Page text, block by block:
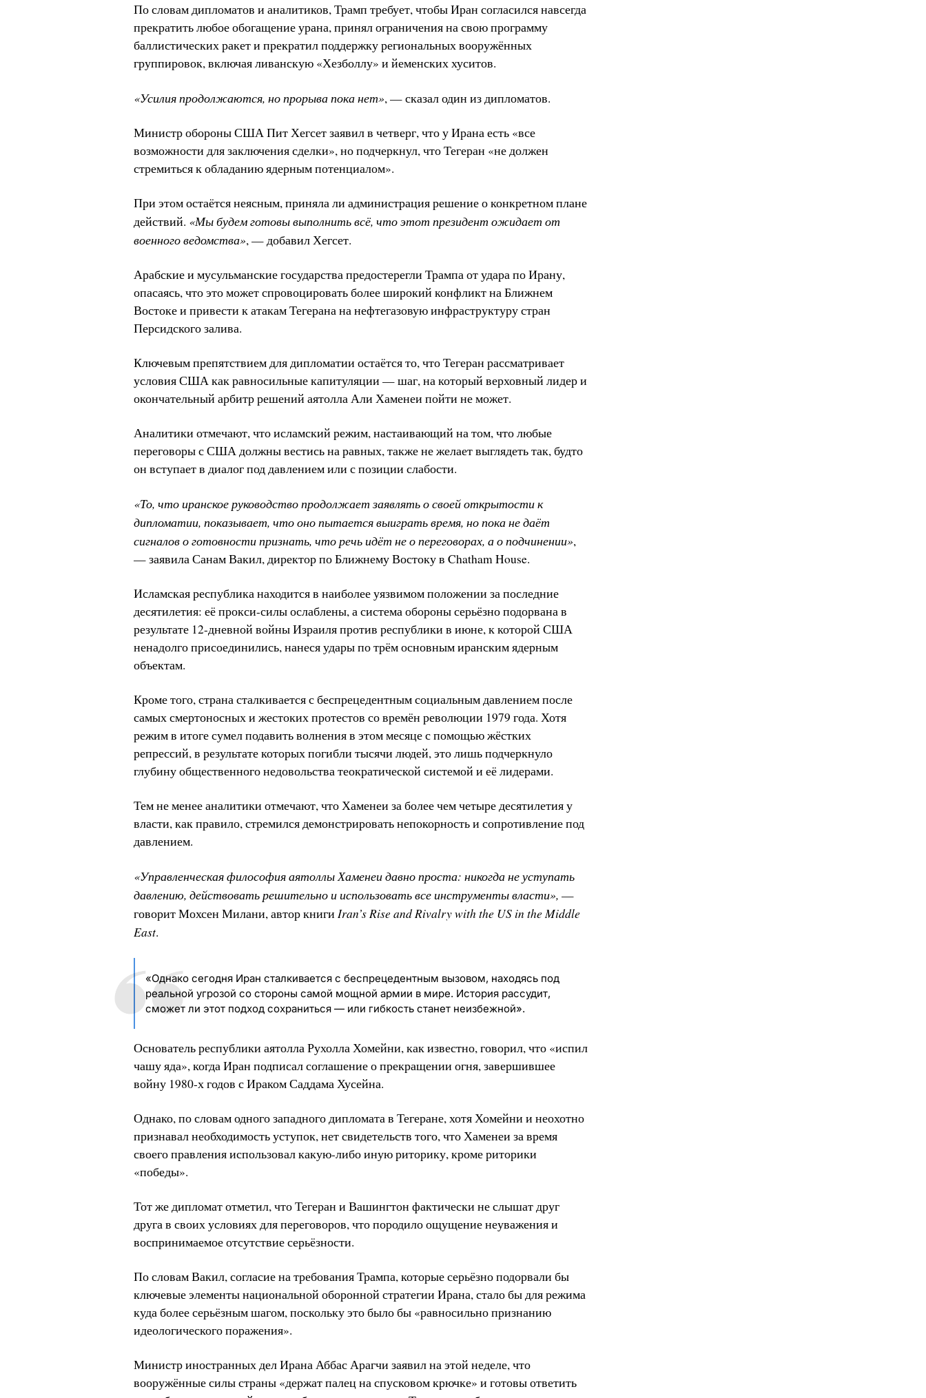
По словам дипломатов и аналитиков, Трамп требует, чтобы Иран согласился навсегда
прекратить любое обогащение урана, принял ограничения на свою программу
баллистических ракет и прекратил поддержку региональных вооружённых
группировок, включая ливанскую «Хезболлу» и йеменских хуситов.
«Усилия продолжаются, но прорыва пока нет», — сказал один из дипломатов.
Министр обороны США Пит Хегсет заявил в четверг, что у Ирана есть «все
возможности для заключения сделки», но подчеркнул, что Тегеран «не должен
стремиться к обладанию ядерным потенциалом».
При этом остаётся неясным, приняла ли администрация решение о конкретном плане
действий. «Мы будем готовы выполнить всё, что этот президент ожидает от
военного ведомства», — добавил Хегсет.
Арабские и мусульманские государства предостерегли Трампа от удара по Ирану,
опасаясь, что это может спровоцировать более широкий конфликт на Ближнем
Востоке и привести к атакам Тегерана на нефтегазовую инфраструктуру стран
Персидского залива.
Ключевым препятствием для дипломатии остаётся то, что Тегеран рассматривает
условия США как равносильные капитуляции — шаг, на который верховный лидер и
окончательный арбитр решений аятолла Али Хаменеи пойти не может.
Аналитики отмечают, что исламский режим, настаивающий на том, что любые
переговоры с США должны вестись на равных, также не желает выглядеть так, будто
он вступает в диалог под давлением или с позиции слабости.
«То, что иранское руководство продолжает заявлять о своей открытости к
дипломатии, показывает, что оно пытается выиграть время, но пока не даёт
сигналов о готовности признать, что речь идёт не о переговорах, а о подчинении»,
— заявила Санам Вакил, директор по Ближнему Востоку в Chatham House.
Исламская республика находится в наиболее уязвимом положении за последние
десятилетия: её прокси-силы ослаблены, а система обороны серьёзно подорвана в
результате 12-дневной войны Израиля против республики в июне, к которой США
ненадолго присоединились, нанеся удары по трём основным иранским ядерным
объектам.
Кроме того, страна сталкивается с беспрецедентным социальным давлением после
самых смертоносных и жестоких протестов со времён революции 1979 года. Хотя
режим в итоге сумел подавить волнения в этом месяце с помощью жёстких
репрессий, в результате которых погибли тысячи людей, это лишь подчеркнуло
глубину общественного недовольства теократической системой и её лидерами.
Тем не менее аналитики отмечают, что Хаменеи за более чем четыре десятилетия у
власти, как правило, стремился демонстрировать непокорность и сопротивление под
давлением.
«Управленческая философия аятоллы Хаменеи давно проста: никогда не уступать
давлению, действовать решительно и использовать все инструменты власти», —
говорит Мохсен Милани, автор книги Iran’s Rise and Rivalry with the US in the Middle
East.
«Однако сегодня Иран сталкивается с беспрецедентным вызовом, находясь под
реальной угрозой со стороны самой мощной армии в мире. История рассудит,
сможет ли этот подход сохраниться — или гибкость станет неизбежной».
Основатель республики аятолла Рухолла Хомейни, как известно, говорил, что «испил
чашу яда», когда Иран подписал соглашение о прекращении огня, завершившее
войну 1980-х годов с Ираком Саддама Хусейна.
Однако, по словам одного западного дипломата в Тегеране, хотя Хомейни и неохотно
признавал необходимость уступок, нет свидетельств того, что Хаменеи за время
своего правления использовал какую-либо иную риторику, кроме риторики
«победы».
Тот же дипломат отметил, что Тегеран и Вашингтон фактически не слышат друг
друга в своих условиях для переговоров, что породило ощущение неуважения и
воспринимаемое отсутствие серьёзности.
По словам Вакил, согласие на требования Трампа, которые серьёзно подорвали бы
ключевые элементы национальной оборонной стратегии Ирана, стало бы для режима
куда более серьёзным шагом, поскольку это было бы «равносильно признанию
идеологического поражения».
Министр иностранных дел Ирана Аббас Арагчи заявил на этой неделе, что
вооружённые силы страны «держат палец на спусковом крючке» и готовы ответить